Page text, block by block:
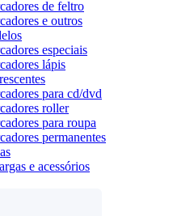
de feltro
e outros
especiais
lápis
para cd/dvd
roller
para roupa
permanentes
e acessórios